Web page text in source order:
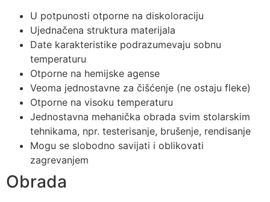
U potpunosti otporne na diskoloraciju
Ujednačena struktura materijala
Date karakteristike podrazumevaju sobnu
temperaturu
Otporne na hemijske agense
Veoma jednostavne za čišćenje (ne ostaju fleke)
Otporne na visoku temperaturu
Jednostavna mehanička obrada svim stolarskim
tehnikama, npr. testerisanje, brušenje, rendisanje
Mogu se slobodno savijati i oblikovati
zagrevanjem
Obrada